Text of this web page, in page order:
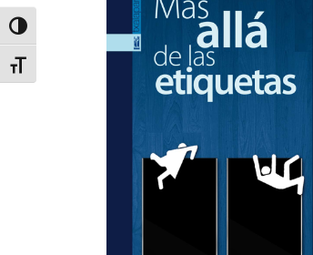
Alternar alto contraste
Alternar tamaño de letra